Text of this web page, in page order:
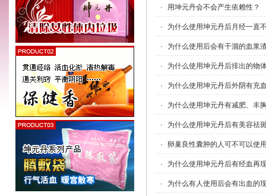
· 用坤元丹会不会产生依赖性？
· 为什么使用坤元丹后月经一直
· 为什么使用后会有干涸的血浆
· 为什么使用坤元丹后排出的物
· 为什么使用坤元丹后外阴有充
· 为什么使用坤元丹有减肥、丰
· 为什么使用坤元丹后有美容祛
· 卵巢良性囊肿的人可不可以使
· 为什么使用坤元丹后有经血再
· 为什么有人使用后会有出血的